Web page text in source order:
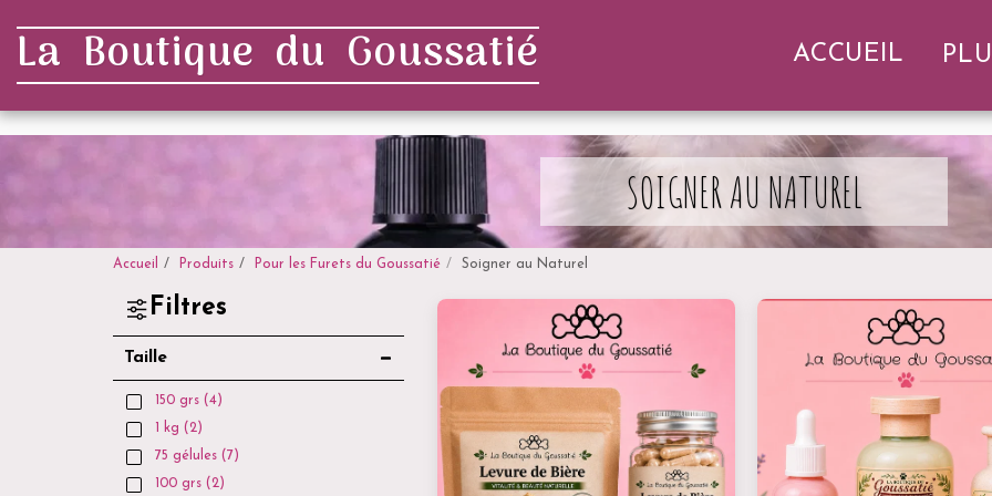
La Boutique du Goussatié ACCUEIL
SOIGNER AU NATUREL
Accueil Produits Pour les Furets du Goussatié Soigner au Naturel
Filtres
Taille
150 grs(4)
1 kg (2)
75 gélules(7)
100 grs(2)